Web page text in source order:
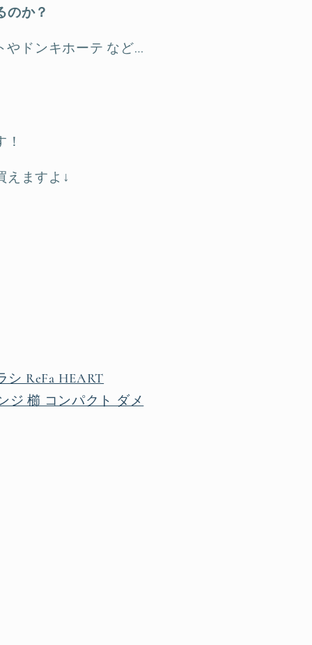
のか？
やドンキホーテ など…
えますよ↓
ReFa HEART
ジ 櫛 コンパクト ダメ